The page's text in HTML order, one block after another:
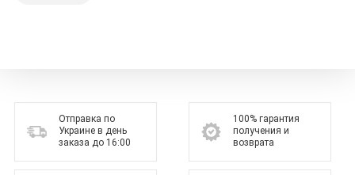
Отправка по
Украине в день
заказа до 16:00
100% гарантия
получения и
возврата